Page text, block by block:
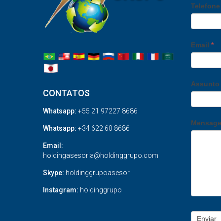
CONTATOS
Whatsapp: +55 21 97227 8686
Whatsapp: +34 622 60 8686
Email:
holdingasesoria@holdinggrupo.com
Skype: holdinggrupoasesor
Instagram: holdinggrupo
Telefone
Email *
Assunto
Enviar